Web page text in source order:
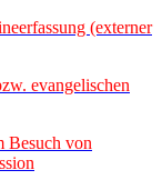
(externer
evangelischen
Besuch von